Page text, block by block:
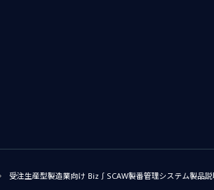
受注生産型製造業向け Biz∫SCAW製番管理システム製品説